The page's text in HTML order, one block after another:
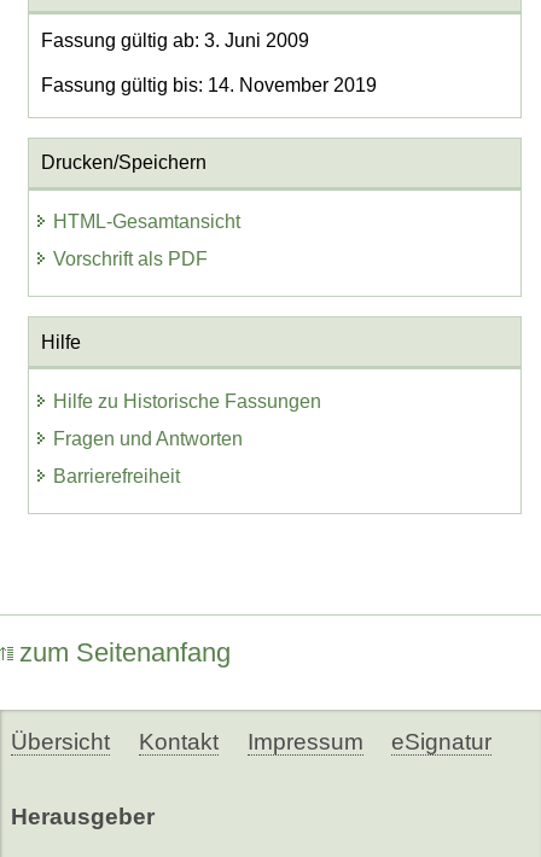
Fassung gültig ab: 3. Juni 2009
Fassung gültig bis: 14. November 2019
Drucken/Speichern
HTML-Gesamtansicht
Vorschrift als PDF
Hilfe
Hilfe zu Historische Fassungen
Fragen und Antworten
Barrierefreiheit
zum Seitenanfang
Übersicht Kontakt Impressum eSignatur
Herausgeber